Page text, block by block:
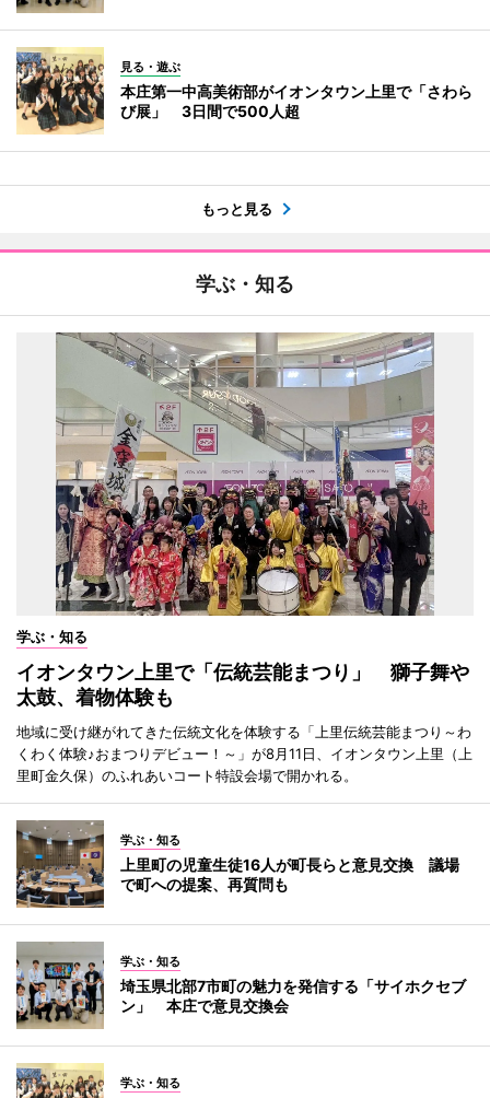
見る・遊ぶ
本庄第一中高美術部がイオンタウン上里で「さわら
び展」 3日間で500人超
もっと見る
学ぶ・知る
学ぶ・知る
イオンタウン上里で「伝統芸能まつり」 獅子舞や
太鼓、着物体験も
地域に受け継がれてきた伝統文化を体験する「上里伝統芸能まつり～わ
くわく体験♪おまつりデビュー！～」が8月11日、イオンタウン上里（上
里町金久保）のふれあいコート特設会場で開かれる。
学ぶ・知る
上里町の児童生徒16人が町長らと意見交換 議場
で町への提案、再質問も
学ぶ・知る
埼玉県北部7市町の魅力を発信する「サイホクセブ
ン」 本庄で意見交換会
学ぶ・知る